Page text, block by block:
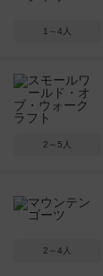
1～4人
2～5人
2～4人